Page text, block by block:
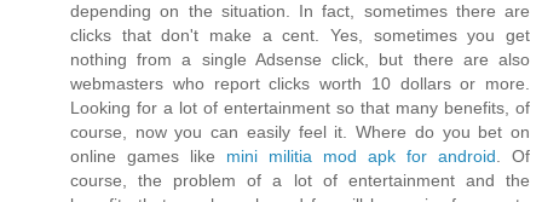
depending on the situation. In fact, sometimes there are
clicks that don't make a cent. Yes, sometimes you get
nothing from a single Adsense click, but there are also
webmasters who report clicks worth 10 dollars or more.
Looking for a lot of entertainment so that many benefits, of
course, now you can easily feel it. Where do you bet on
online games like mini militia mod apk for android. Of
course, the problem of a lot of entertainment and the